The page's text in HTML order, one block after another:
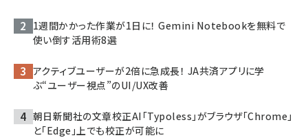
1週間かかった作業が1日に！ Gemini Notebookを無料で
使い倒す活用術8選
アクティブユーザーが2倍に急成長！ JA共済アプリに学
ぶ“ユーザー視点”のUI/UX改善
朝日新聞社の文章校正AI「Typoless」がブラウザ「Chrome」
と「Edge」上でも校正が可能に